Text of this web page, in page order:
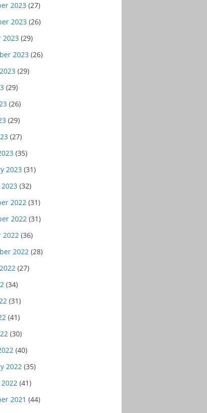
2023 (27)
2023 (26)
2023 (29)
2023 (26)
(29)
(29)
(26)
(29)
(27)
(35)
2023 (31)
(32)
2022(31)
2022(31)
2022(36)
2022(28)
(27)
(34)
(31)
(41)
(30)
(40)
2022(35)
(41)
2021 (44)